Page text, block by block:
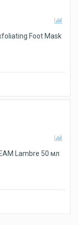
Foot Mask
Lambre 50 мл